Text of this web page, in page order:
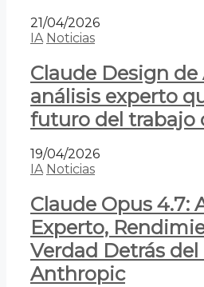
21/04/2026
IA Noticias
Claude Design
análisis experto
futuro del trabajo
19/04/2026
IA Noticias
Claude Opus 4.7:
Experto,
Verdad Detrás
Anthropic